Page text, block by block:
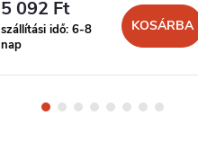
5 092 Ft
szállítási idő: 6-8
nap
KOSÁRBA